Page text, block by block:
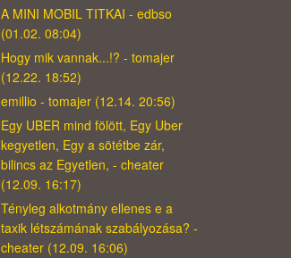
A MINI MOBIL TITKAI - edbso
(01.02. 08:04)
Hogy mik vannak...!? - tomajer
(12.22. 18:52)
emillio - tomajer (12.14. 20:56)
Egy UBER mind fölött, Egy Uber
kegyetlen, Egy a sötétbe zár,
bilincs az Egyetlen, - cheater
(12.09. 16:17)
Tényleg alkotmány ellenes e a
taxik létszámának szabályozása? -
cheater (12.09. 16:06)